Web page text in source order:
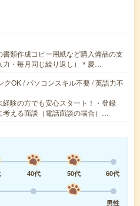
書類作成コピー用紙など購入備品の支
力・毎月同じ繰り返し）＊慶…
クOK / パソコンスキル不要 / 英語力不
経験の方でも安心スタート！・登録
考える面談（電話面談の場合）…
40代 50代
60代
男性